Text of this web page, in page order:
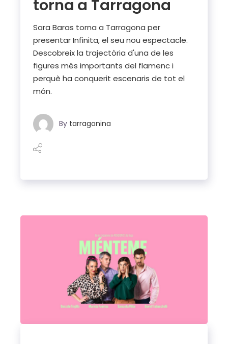
torna a Tarragona
Sara Baras torna a Tarragona per
presentar Infinita, el seu nou espectacle.
Descobreix la trajectòria d'una de les
figures més importants del flamenc i
perquè ha conquerit escenaris de tot el
món.
By tarragonina